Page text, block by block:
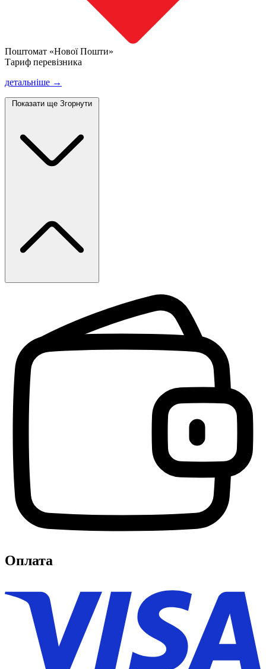
Поштомат «Нової Пошти»
Тариф перевізника
детальніше →
Показати ще Згорнути
Оплата